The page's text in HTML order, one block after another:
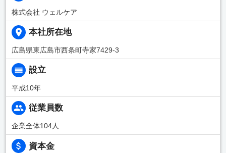
株式会社 ウェルケア
本社所在地
広島県東広島市西条町寺家7429-3
設立
平成10年
従業員数
企業全体104人
資本金